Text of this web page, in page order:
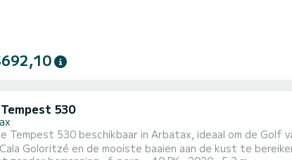
530
Tempest 530 beschikbaar in Arbatax, ideaal om de
Goloritzé en de mooiste baaien aan de kust te